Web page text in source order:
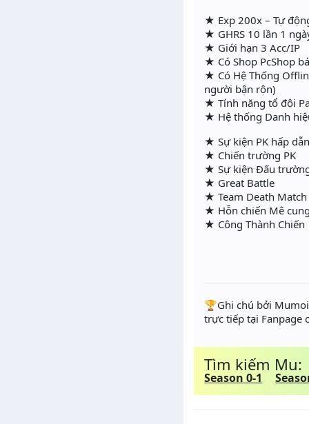
★ Exp 200x – Tự
★ GHRS 10 lần 1
★ Giới hạn 3 Acc/IP
★ Có Shop PcShop
★ Có Hệ Thống
người bận rộn)
★ Tính năng tổ đội
★ Hệ thống Danh
★ Sự kiện PK hấp
★ Chiến trường PK
★ Sự kiện Đấu
★ Great Battle
★ Team Death Match
★ Hỗn chiến Mê
★ Công Thành Chiến
️🏆Ghi chú bởi
trực tiếp tại Fanpage
Tìm kiếm Mu:
Season 0-1